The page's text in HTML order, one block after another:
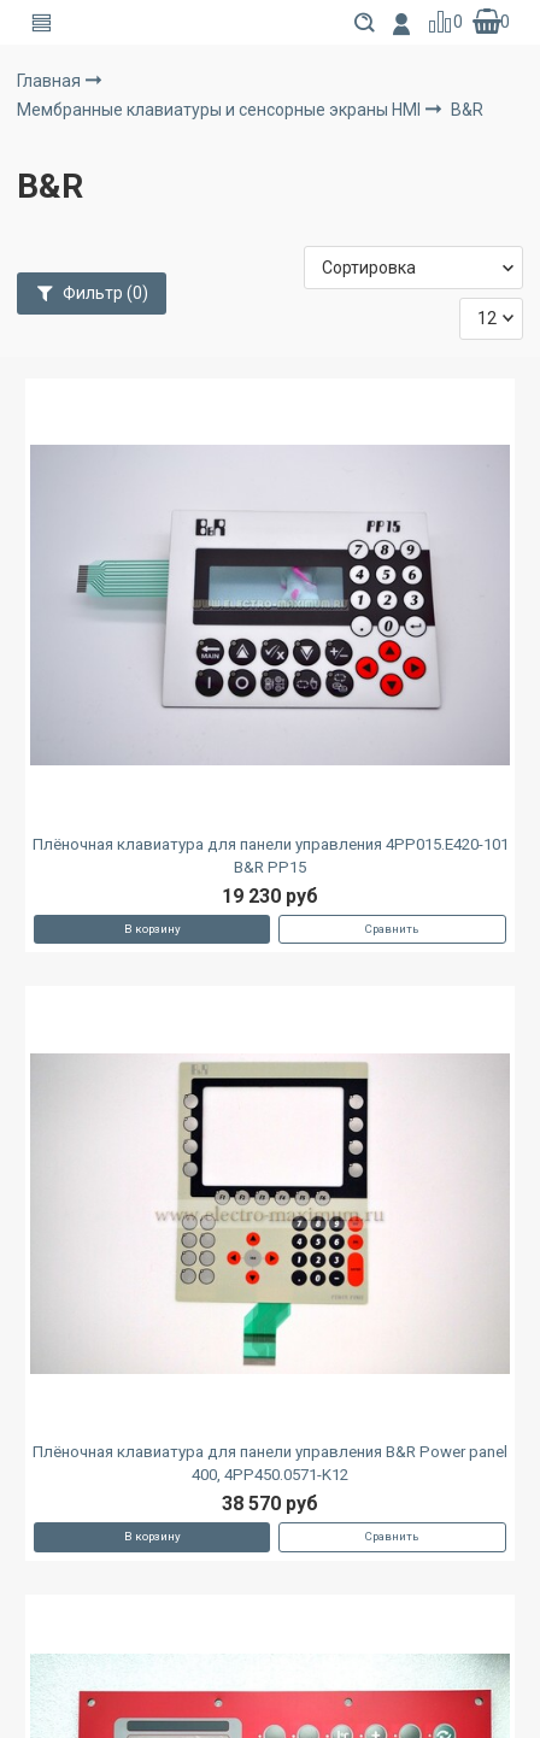
0 0
Главная
Мембранные клавиатуры и сенсорные экраны HMI
B&R
B&R
Фильтр (0)
Плёночная клавиатура для панели управления 4PP015.E420-101
B&R PP15
19 230 руб
В корзину Сравнить
Плёночная клавиатура для панели управления B&R Power panel
400, 4PP450.0571-K12
38 570 руб
В корзину Сравнить